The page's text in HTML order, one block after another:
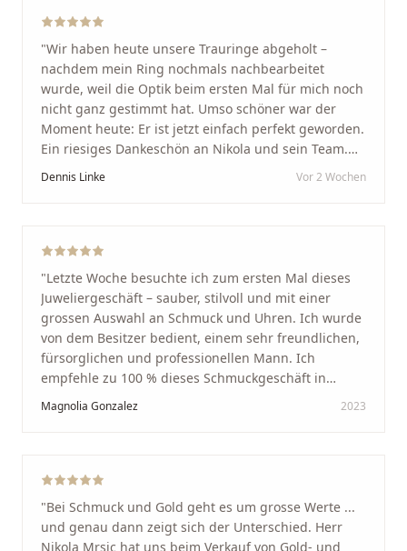
"Wir haben heute unsere Trauringe abgeholt –
nachdem mein Ring nochmals nachbearbeitet
wurde, weil die Optik beim ersten Mal für mich noch
nicht ganz gestimmt hat. Umso schöner war der
Moment heute: Er ist jetzt einfach perfekt geworden.
Ein riesiges Dankeschön an Nikola und sein Team.
Vom ersten Termin an wurden wir jedes Mal
Arbeit und seine Kunden wirklich am Herzen liegen.
Service und echte Herzlichkeit schätzt, ist hier genau
richtig."
Dennis Linke Vor 2 Wochen
"Letzte Woche besuchte ich zum ersten Mal dieses
Juweliergeschäft – sauber, stilvoll und mit einer
grossen Auswahl an Schmuck und Uhren. Ich wurde
von dem Besitzer bedient, einem sehr freundlichen,
fürsorglichen und professionellen Mann. Ich
empfehle zu 100 % dieses Schmuckgeschäft in
Schaffhausen. Ich selbst war sehr zufrieden und
glücklich mit der Behandlung. Ich danke Ihnen – ich
Magnolia Gonzalez 2023
"Bei Schmuck und Gold geht es um grosse Werte ...
und genau dann zeigt sich der Unterschied. Herr
Nikola Mrsic hat uns beim Verkauf von Gold- und